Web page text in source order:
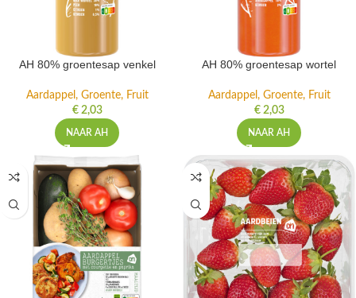
AH 80% groentesap venkel
Aardappel, Groente, Fruit
€2,03
NAAR AH
AH 80% groentesap wortel
Aardappel, Groente, Fruit
€2,03
NAAR AH